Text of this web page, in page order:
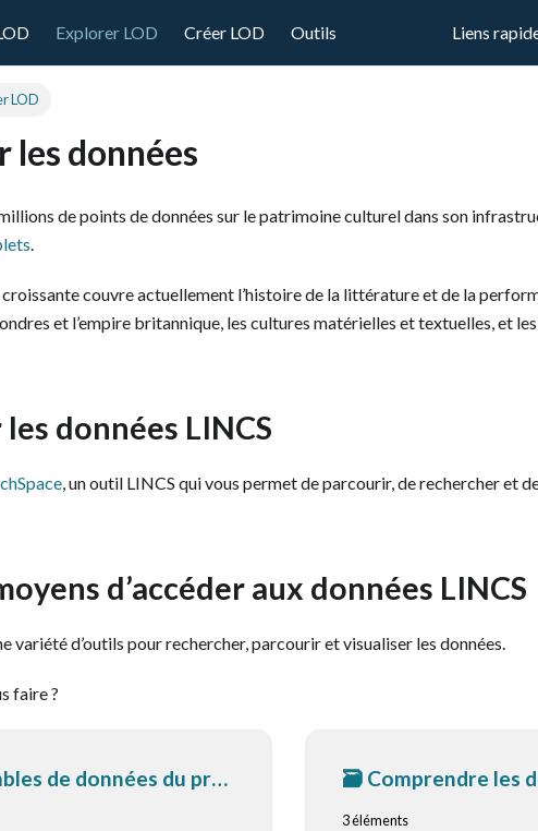
Explorer LOD Créer LOD Outils Liens
LOD
les données
de points de données sur le patrimoine culturel dans son
.
couvre actuellement l’histoire de la littérature et de la
et l’empire britannique, les cultures matérielles et textuelles, et
données LINCS
, un outil LINCS qui vous permet de parcourir, de rechercher et
d’accéder aux données LINCS
variété d’outils pour rechercher, parcourir et visualiser les données.
faire ?
de données du projet 🗃️ Comprendre les
3 éléments